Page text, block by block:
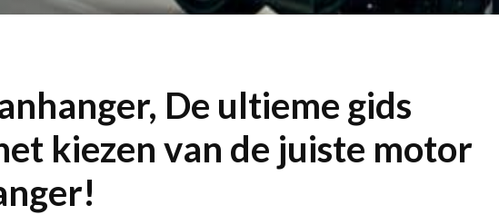
De ultieme gids
kiezen van de juiste motor